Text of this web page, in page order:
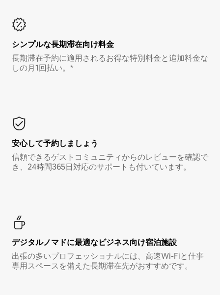
シンプルな長期滞在向け料金
長期滞在予約に適用されるお得な特別料金と追加料金な
しの月1回払い。*
安心して予約しましょう
信頼できるゲストコミュニティからのレビューを確認で
き、24時間365日対応のサポートも付いています。
デジタルノマド⁠に最⁠適⁠なビ⁠ジ⁠ネ⁠ス⁠向⁠け宿⁠泊⁠施⁠設
出張の多いプロフェッショナルには、高速Wi-Fiと仕事
専用スペースを備えた長期滞在先がおすすめです。